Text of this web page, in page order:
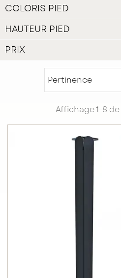
COLORIS PIED
HAUTEUR PIED
PRIX
Pertinence
Affichage 1-8